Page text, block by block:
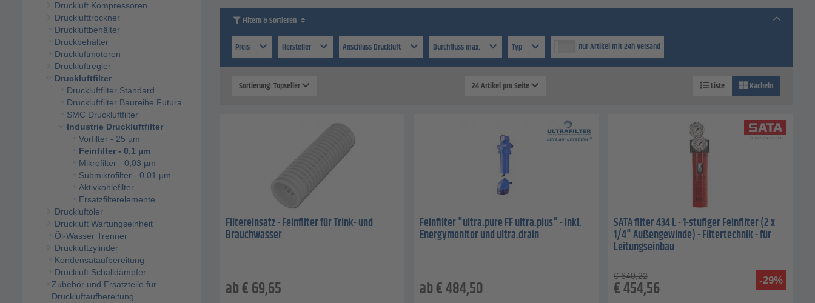
Druckluft Kompressoren
Drucklufttrockner
Druckluftbehälter
Druckbehälter
Druckluftmotoren
Druckluftregler
Druckluftfilter
Druckluftfilter Standard
Druckluftfilter Baureihe Futura
SMC Druckluftfilter
Industrie Druckluftfilter
Vorfilter - 25 µm
Feinfilter - 0,1 µm
Mikrofilter - 0,03 µm
Submikrofilter - 0,01 µm
Aktivkohlefilter
Ersatzfilterelemente
Druckluftöler
Druckluft Wartungseinheit
Öl-Wasser Trenner
Druckluftzylinder
Kondensataufbereitung
Druckluft Schalldämpfer
Zubehör und Ersatzteile für
Druckluftaufbereitung
Filtern & Sortieren
Preis
Hersteller Anschluss Druckluft Durchfluss max. Typ nur Artikel mit 24h Versand
Sortierung: Topseller 24 Artikel pro Seite Liste Kacheln
Filtereinsatz - Feinfilter für Trink- und
Brauchwasser
ab€69,65
Feinfilter "ultra.pure FF ultra.plus" - inkl.
Energymonitor und ultra.drain
ab€484,50
SATA filter 434 L - 1-stufiger Feinfilter (2 x
1/4" Außengewinde) - Filtertechnik - für
Leitungseinbau
-29%
€ 640,22
€454,56